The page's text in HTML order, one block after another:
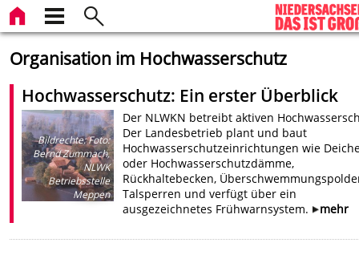
Organisation im Hochwasserschutz
Hochwasserschutz: Ein erster Überblick
Bildrechte:Foto:
Bernd Zummach,
NLWK
Betriebsstelle
Meppen
Der NLWKN betreibt aktiven
Der Landesbetrieb plant und baut
Hochwasserschutzeinrichtungen wie
oder Hochwasserschutzdämme,
Rückhaltebecken,
Talsperren und verfügt über ein
ausgezeichnetes Frühwarnsystem.
mehr